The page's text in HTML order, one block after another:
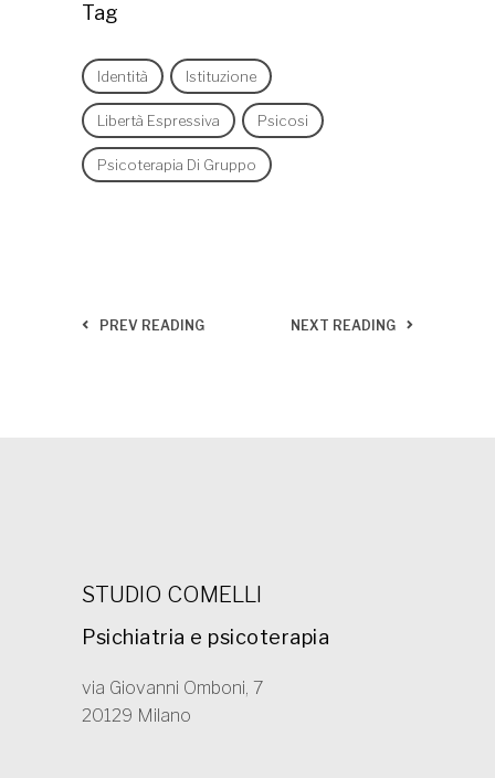
Tag
Identità Istituzione
Libertà Espressiva Psicosi
Psicoterapia Di Gruppo
PREV READING NEXT READING
STUDIO COMELLI
Psichiatria e psicoterapia
via Giovanni Omboni, 7
20129 Milano